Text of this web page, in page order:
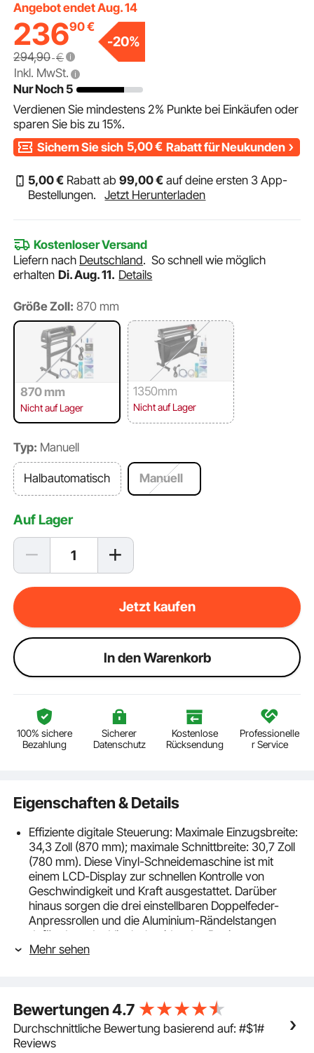
Angebot endet Aug. 14
23690€
294,90 €
-20%
Inkl. MwSt.
Nur Noch 5
Verdienen Sie mindestens 2% Punkte bei Einkäufen oder
sparen Sie bis zu15%.
Sichern Sie sich 5,00€ Rabatt für Neukunden
5,00€ Rabatt ab99,00€ auf deine ersten 3 App-
Bestellungen. Jetzt Herunterladen
Kostenloser Versand
Liefern nach Deutschland.So schnell wie möglich
erhalten Di. Aug. 11. Details
Größe Zoll: 870 mm
870 mm
Nicht auf Lager
1350mm
Nicht auf Lager
Typ: Manuell
Halbautomatisch Manuell
Auf Lager
Jetzt kaufen
ln den Warenkorb
100% sichere
Bezahlung
Sicherer
Datenschutz
Kostenlose
Rücksendung
Professionelle
r Service
Eigenschaften & Details
Effiziente digitale Steuerung: Maximale Einzugsbreite:
34,3 Zoll (870 mm); maximale Schnittbreite: 30,7 Zoll
(780 mm). Diese Vinyl-Schneidemaschine ist mit
einem LCD-Display zur schnellen Kontrolle von
Geschwindigkeit und Kraft ausgestattet. Darüber
hinaus sorgen die drei einstellbaren Doppelfeder-
Anpressrollen und die Aluminium-Rändelstangen
dafür, dass der Vinylschneider das Papier
gleichmäßig und ohne Papierstau einzieht.
Zoll / ±0,01 mm. Er erfüllt Ihre Anforderungen mit
hervorragender Schärfe und einer deutlichen
Größenkorrektur. Unser Plotter Cutter ist auch mit
Mehr sehen
Bewertungen4.7
Durchschnittliche Bewertung basierend auf: #$1#
Reviews